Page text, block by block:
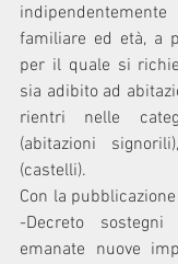
familiare ed età, a
per il quale si
sia adibito ad
rientri nelle
(abitazioni
(castelli).
Con la
-Decreto
emanate nuove